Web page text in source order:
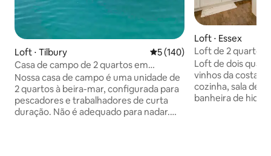
Loft ⋅ Tilbury 5 de uma avaliação média de
5 (140)
Casa de campo de 2 quartos em
Creekside, perto do Lago St. Clair
Nossa casa de campo é uma unidade de
2 quartos à beira-mar, configurada para
pescadores e trabalhadores de curta
duração. Não é adequado para nadar.
Loft ⋅ Essex
Loft de 2 quartos
cozinha e
Loft de dois
vinhos da costa
cozinha, sala de
banheira de